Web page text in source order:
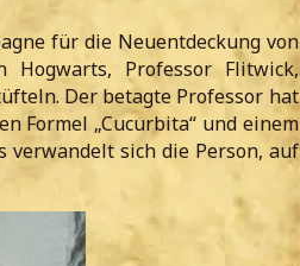
für die Neuentdeckung von
Hogwarts, Professor Flitwick,
Der betagte Professor hat
Formel „Cucurbita“ und einem
verwandelt sich die Person, auf